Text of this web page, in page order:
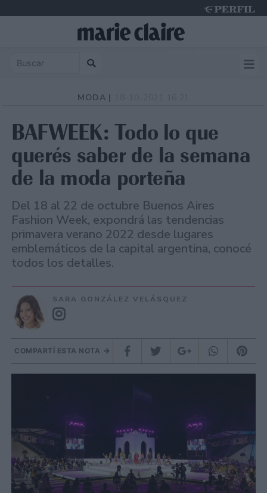
MODA |
BAFWEEK: Todo lo que
querés saber de la semana
de la moda porteña
Del 18 al 22 de octubre Buenos Aires
Fashion Week, expondrá las tendencias
primavera verano 2022 desde lugares
emblemáticos de la capital argentina, conocé
todos los detalles.
SARA GONZÁLEZ VELÁSQUEZ
COMPARTÍ ESTA NOTA